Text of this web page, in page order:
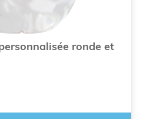
ronde et